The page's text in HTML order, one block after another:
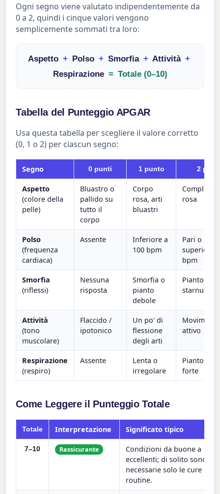
Ogni segno viene valutato indipendentemente da
0 a 2, quindi i cinque valori vengono
semplicemente sommati tra loro:
Aspetto + Polso + Smorfia + Attività +
Respirazione = Totale (0–10)
Tabella del Punteggio APGAR
Usa questa tabella per scegliere il valore corretto
(0, 1 o 2) per ciascun segno:
Segno 0 punti 1 punto 2
Aspetto
(colore della
pelle)
Bluastro o
pallido su
tutto il
corpo
Corpo
rosa, arti
bluastri
rosa
Polso
(frequenza
cardiaca)
Assente
Inferiore a
100 bpm
Pari o
superiore
bpm
Smorfia
(riflessi)
Nessuna
risposta
Smorfia o
pianto
debole
Pianto,
starnuto
Attività
(tono
muscolare)
Flaccido /
ipotonico
Un po' di
flessione
degli arti
Movimento
attivo
Respirazione
(respiro)
Assente
Lenta o
irregolare
Pianto
forte
Come Leggere il Punteggio Totale
Totale Interpretazione Significato tipico
7–10 Rassicurante
Condizioni da buone a
eccellenti; di solito sono
necessarie solo le cure di
routine.